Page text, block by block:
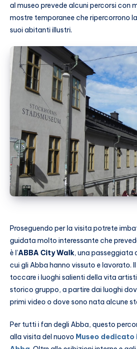
al museo prevede alcuni percorsi con
mostre temporanee che ripercorrono
suoi abitanti illustri.
Proseguendo per la visita potrete
guidata molto interessante che
è l’ABBA City Walk, una passeggiata
cui gli Abba hanno vissuto e lavorato.
toccare i luoghi salienti della vita
storico gruppo, a partire dai luoghi
primi video o dove sono nata alcune
Per tutti i fan degli Abba, questo
alla visita del nuovo Museo